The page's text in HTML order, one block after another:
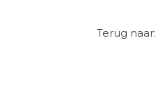
Terug naar: